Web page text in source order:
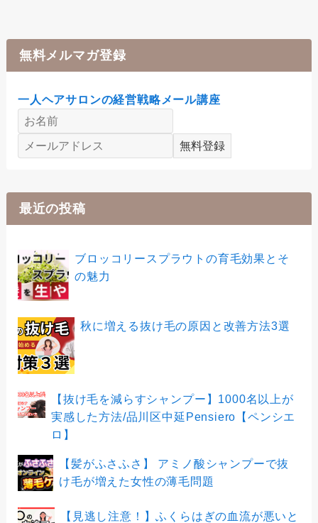
無料メルマガ登録
一人ヘアサロンの経営戦略メール講座
最近の投稿
ブロッコリースプラウトの育毛効果とそ
の魅力
秋に増える抜け毛の原因と改善方法3選
【抜け毛を減らすシャンプー】1000名以上が
実感した方法/品川区中延Pensiero【ペンシエ
ロ】
【髪がふさふさ】 アミノ酸シャンプーで抜
け毛が増えた女性の薄毛問題
【見逃し注意！】ふくらはぎの血流が悪いと